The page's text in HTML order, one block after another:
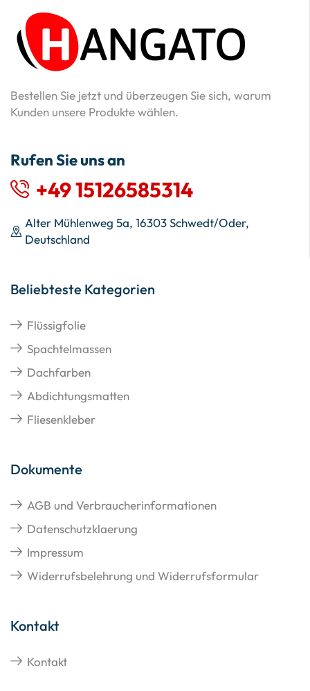
Bestellen Sie jetzt und überzeugen Sie sich, warum
Kunden unsere Produkte wählen.
Rufen Sie uns an
+49 15126585314
Alter Mühlenweg 5a, 16303 Schwedt/Oder,
Deutschland
Beliebteste Kategorien
Flüssigfolie
Spachtelmassen
Dachfarben
Abdichtungsmatten
Fliesenkleber
Dokumente
AGB und Verbraucherinformationen
Datenschutzklaerung
Impressum
Widerrufsbelehrung und Widerrufsformular
Kontakt
Kontakt